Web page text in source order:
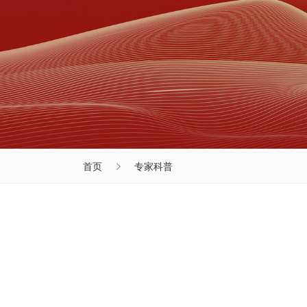
首页 专家科普